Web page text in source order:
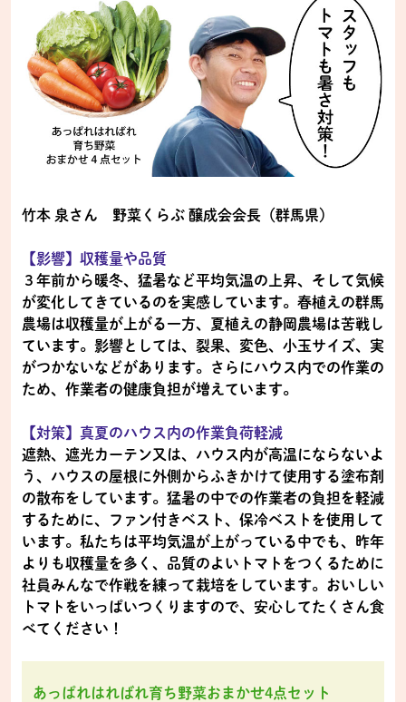
竹本 泉さん 野菜くらぶ 醸成会会長（群馬県）
【影響】収穫量や品質
３年前から暖冬、猛暑など平均気温の上昇、そして気候
が変化してきているのを実感しています。春植えの群馬
農場は収穫量が上がる一方、夏植えの静岡農場は苦戦し
ています。影響としては、裂果、変色、小玉サイズ、実
がつかないなどがあります。さらにハウス内での作業の
ため、作業者の健康負担が増えています。
【対策】真夏のハウス内の作業負荷軽減
遮熱、遮光カーテン又は、ハウス内が高温にならないよ
う、ハウスの屋根に外側からふきかけて使用する塗布剤
の散布をしています。猛暑の中での作業者の負担を軽減
するために、ファン付きベスト、保冷ベストを使用して
います。私たちは平均気温が上がっている中でも、昨年
よりも収穫量を多く、品質のよいトマトをつくるために
社員みんなで作戦を練って栽培をしています。おいしい
トマトをいっぱいつくりますので、安心してたくさん食
べてください！
あっぱれはればれ育ち野菜おまかせ4点セット